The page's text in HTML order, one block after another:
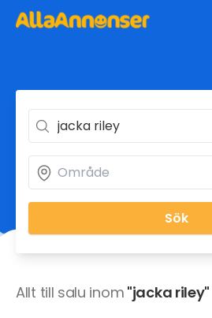
Sök
Allt till salu inom "jacka riley"